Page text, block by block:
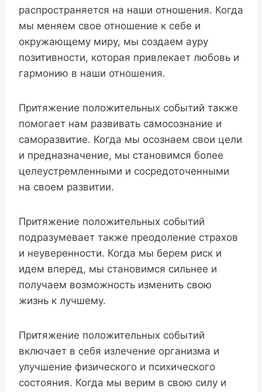
распространяется на наши отношения. Когда
мы меняем свое отношение к себе и
окружающему миру, мы создаем ауру
позитивности, которая привлекает любовь и
гармонию в наши отношения.
Притяжение положительных событий также
помогает нам развивать самосознание и
саморазвитие. Когда мы осознаем свои цели
и предназначение, мы становимся более
целеустремленными и сосредоточенными
на своем развитии.
Притяжение положительных событий
подразумевает также преодоление страхов
и неуверенности. Когда мы берем риск и
идем вперед, мы становимся сильнее и
получаем возможность изменить свою
жизнь к лучшему.
Притяжение положительных событий
включает в себя излечение организма и
улучшение физического и психического
состояния. Когда мы верим в свою силу и